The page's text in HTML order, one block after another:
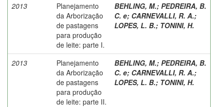
2013
Planejamento
da Arborização
de pastagens
para produção
de leite: parte I.
BEHLING, M.; PEDREIRA, B.
C. e; CARNEVALLI, R. A.;
LOPES, L. B.; TONINI, H.
2013
Planejamento
da Arborização
de pastagens
para produção
de leite: parte II.
BEHLING, M.; PEDREIRA, B.
C. e; CARNEVALLI, R. A.;
LOPES, L. B.; TONINI, H.